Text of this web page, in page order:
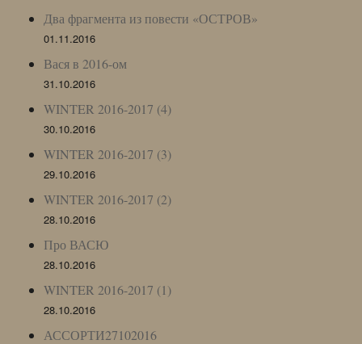
Два фрагмента из повести «ОСТРОВ»
01.11.2016
Вася в 2016-ом
31.10.2016
WINTER 2016-2017 (4)
30.10.2016
WINTER 2016-2017 (3)
29.10.2016
WINTER 2016-2017 (2)
28.10.2016
Про ВАСЮ
28.10.2016
WINTER 2016-2017 (1)
28.10.2016
АССОРТИ27102016